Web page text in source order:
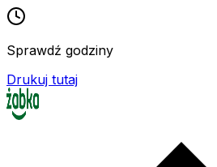
Sprawdź godziny
Drukuj tutaj